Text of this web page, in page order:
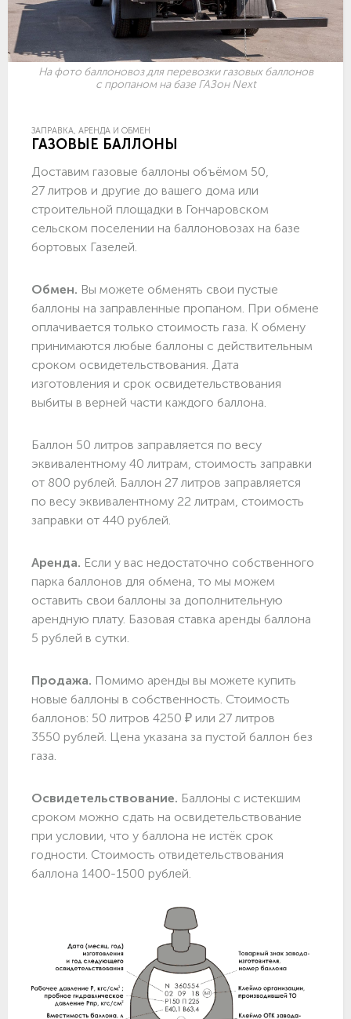
На фото баллоновоз для перевозки газовых баллонов
с пропаном на базе ГАЗон Next
ЗАПРАВКА, АРЕНДА И ОБМЕН
ГАЗОВЫЕ БАЛЛОНЫ
Доставим газовые баллоны объёмом 50,
27 литров и другие до вашего дома или
строительной площадки в Гончаровском
сельском поселении на баллоновозах на базе
бортовых Газелей.
Обмен. Вы можете обменять свои пустые
баллоны на заправленные пропаном. При обмене
оплачивается только стоимость газа. К обмену
принимаются любые баллоны с действительным
сроком освидетельствования. Дата
изготовления и срок освидетельствования
выбиты в верней части каждого баллона.
Баллон 50 литров заправляется по весу
эквивалентному 40 литрам, стоимость заправки
от 800 рублей. Баллон 27 литров заправляется
по весу эквивалентному 22 литрам, стоимость
заправки от 440 рублей.
Аренда. Если у вас недостаточно собственного
парка баллонов для обмена, то мы можем
оставить свои баллоны за дополнительную
арендную плату. Базовая ставка аренды баллона
5 рублей в сутки.
Продажа. Помимо аренды вы можете купить
новые баллоны в собственность. Стоимость
баллонов: 50 литров 4250 ₽ или 27 литров
3550 рублей. Цена указана за пустой баллон без
газа.
Освидетельствование. Баллоны с истекшим
сроком можно сдать на освидетельствование
при условии, что у баллона не истёк срок
годности. Стоимость отвидетельствования
баллона 1400-1500 рублей.